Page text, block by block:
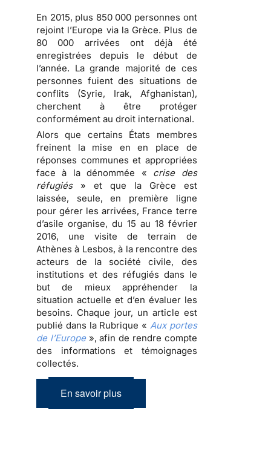
En 2015, plus 850 000 personnes ont
rejoint l’Europe via la Grèce. Plus de
80 000 arrivées ont déjà été
enregistrées depuis le début de
l’année. La grande majorité de ces
personnes fuient des situations de
conflits (Syrie, Irak, Afghanistan),
cherchent à être protéger
conformément au droit international.
Alors que certains États membres
freinent la mise en en place de
réponses communes et appropriées
face à la dénommée « crise des
réfugiés» et que la Grèce est
laissée, seule, en première ligne
pour gérer les arrivées, France terre
d’asile organise, du 15 au 18 février
2016, une visite de terrain de
Athènes à Lesbos, à la rencontre des
acteurs de la société civile, des
institutions et des réfugiés dans le
but de mieux appréhender la
situation actuelle et d’en évaluer les
besoins. Chaque jour, un article est
publié dans la Rubrique « Aux portes
de l’Europe», afin de rendre compte
des informations et témoignages
collectés.
En savoir plus